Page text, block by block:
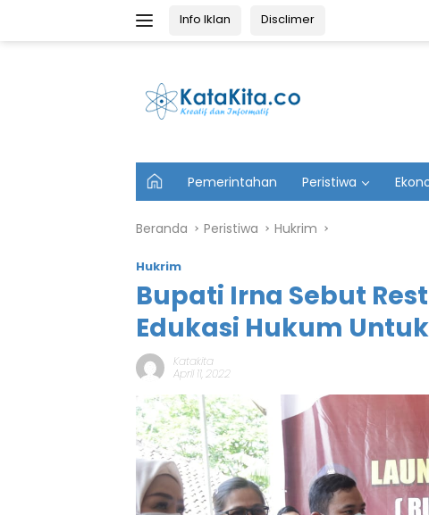
Info Iklan Disclimer
U
t
m
Pemerintahan Peristiwa
Beranda Peristiwa Hukrim
Hukrim
Bupati Irna Sebut
Edukasi Hukum
Katakita
April 11, 2022